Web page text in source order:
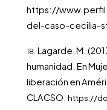
https://
del-caso-cecilia-
Lagarde, M.
humanidad. En
liberación en
CLACSO. https://